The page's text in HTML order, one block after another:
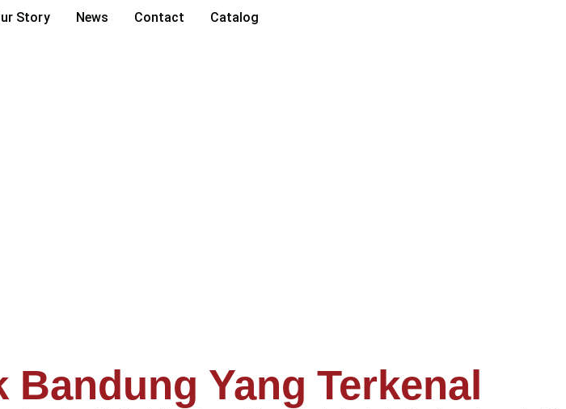
Story News Contact Catalog
Bandung Yang Terkenal